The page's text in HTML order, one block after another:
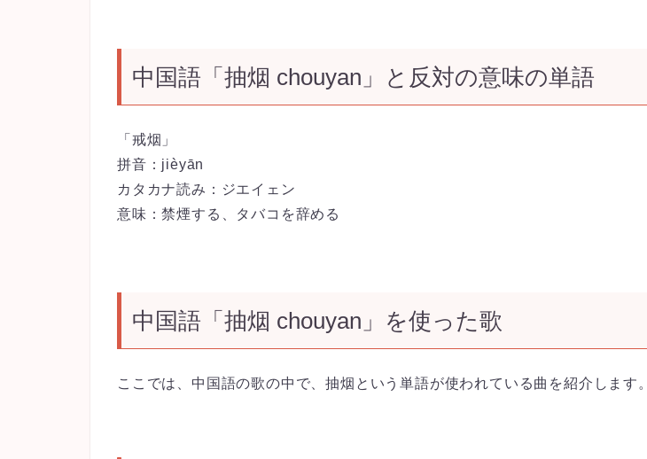
中国語「抽烟 chouyan」と反対の意味の単語
「戒烟」
拼音： jièyān
カタカナ読み：ジエイェン
意味：禁煙する、タバコを辞める
中国語「抽烟 chouyan」を使った歌
ここでは、中国語の歌の中で、抽烟という単語が使われている曲を紹介します。